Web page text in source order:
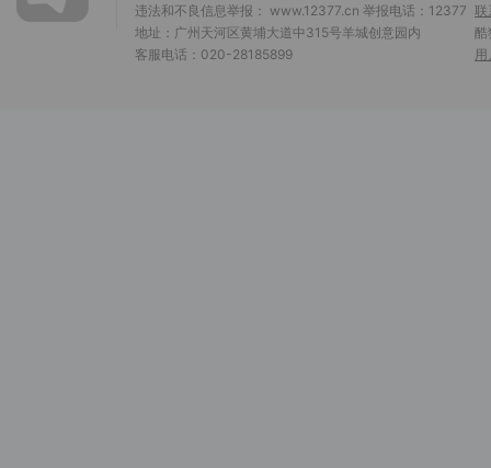
违法和不良信息举报： www.12377.cn 举报电话：12377
地址：广州天河区黄埔大道中315号羊城创意园内
酷
客服电话：020-28185899